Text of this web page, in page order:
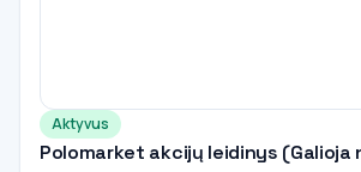
Aktyvus
Polomarket akcijų leidinys